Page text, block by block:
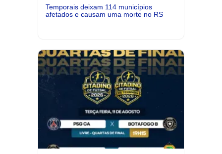
Temporais deixam 114 municípios
afetados e causam uma morte no RS